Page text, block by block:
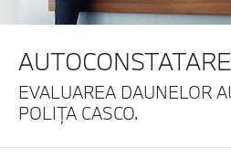
EVALUAREA DAUNELOR
POLIȚA CASCO.